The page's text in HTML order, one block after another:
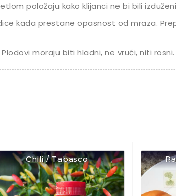
položaju kako klijanci ne bi bili
kada prestane opasnost od mraza.
moraju biti hladni, ne vrući, niti
Chili / Tabasco